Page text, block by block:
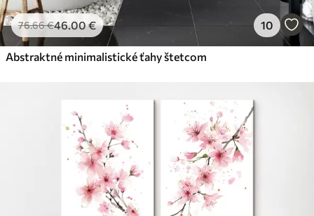
76.66€46.00€ 10
Abstraktné minimalistické ťahy štetcom